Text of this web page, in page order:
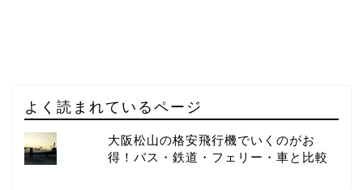
よく読まれているページ
大阪松山の格安飛行機でいくのがお
得！バス・鉄道・フェリー・車と比較